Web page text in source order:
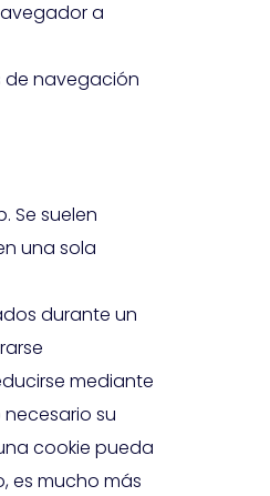
a
de navegación
Se suelen
una sola
durante un
mediante
su
cookie pueda
es mucho más